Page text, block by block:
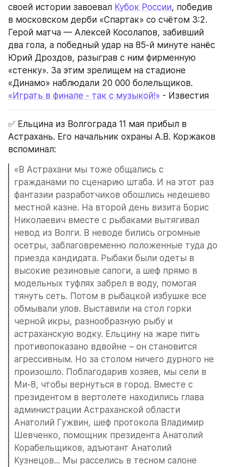
своей истории завоевал Кубок России, победив
в московском дерби «Спартак» со счётом 3:2.
Герой матча — Алексей Косолапов, забивший
два гола, а победный удар на 85-й минуте нанёс
Юрий Дроздов, разыграв с ним фирменную
«стенку». За этим зрелищем на стадионе
«Динамо» наблюдали 20 000 болельщиков.
«Играть в финале - так с музыкой!» - Известия
✅ Ельцина из Волгограда 11 мая прибыл в
Астрахань. Его начальник охраны А.В. Коржаков
вспоминал:
«В Астрахани мы тоже общались с
гражданами по сценарию штаба. И на этот раз
фантазии разработчиков обошлись недешево
местной казне. На второй день визита Борис
Николаевич вместе с рыбаками вытягивал
невод из Волги. В неводе бились огромные
осетры, заблаговременно положенные туда до
приезда кандидата. Рыбаки были одеты в
высокие резиновые сапоги, а шеф прямо в
модельных туфлях забрел в воду, помогая
тянуть сеть. Потом в рыбацкой избушке все
обмывали улов. Выставили на стол горки
черной икры, разнообразную рыбу и
астраханскую водку. Ельцину на жаре пить
противопоказано вдвойне – он становится
агрессивным. Но за столом ничего дурного не
произошло. Поблагодарив хозяев, мы сели в
Ми-8, чтобы вернуться в город. Вместе с
президентом в вертолете находились глава
администрации Астраханской области
Анатолий Гужвин, шеф протокола Владимир
Шевченко, помощник президента Анатолий
Корабельщиков, адъютант Анатолий
Кузнецов... Мы расселись в тесном салоне